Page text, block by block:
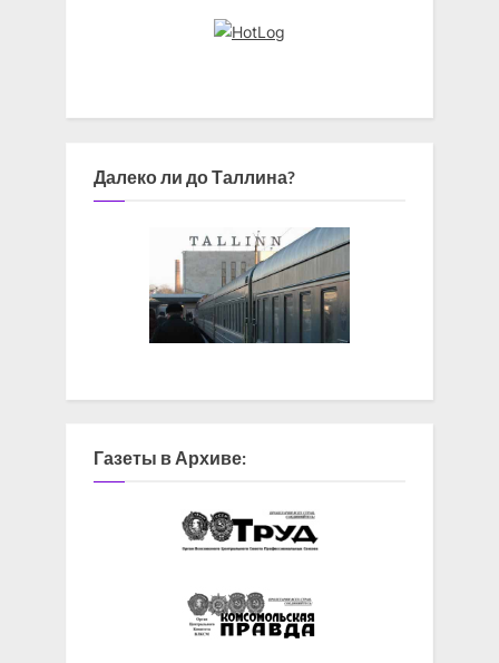
Далеко ли до Таллина?
Газеты в Архиве: